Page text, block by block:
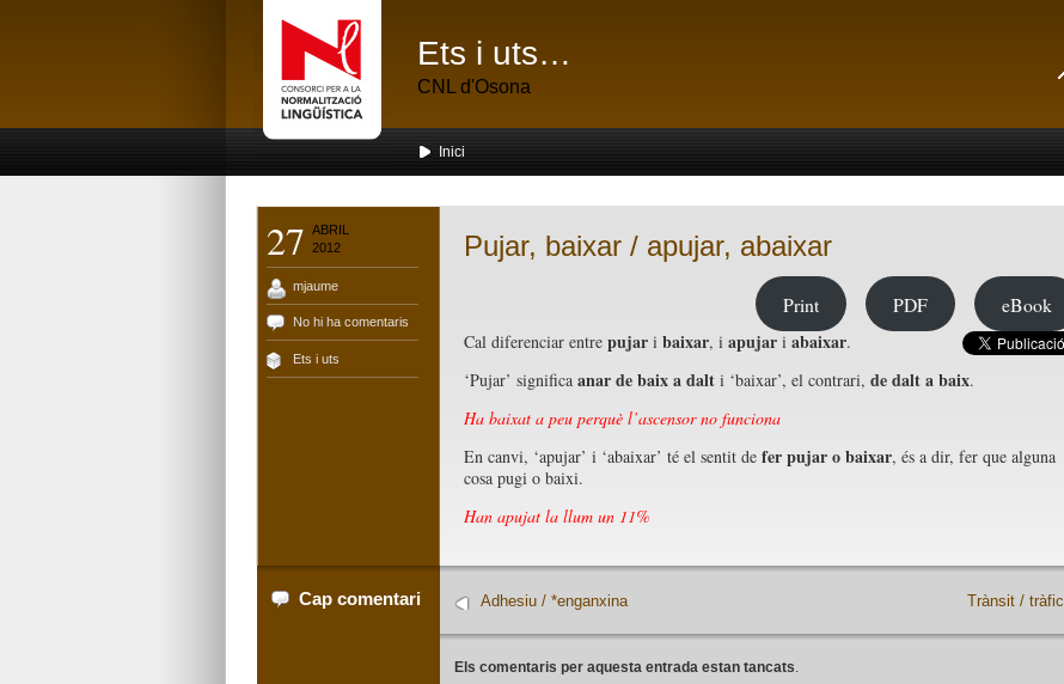
Ets i uts…
CNL d'Osona
Inici
27 ABRIL
2012
mjaume
No hi ha comentaris
Ets i uts
Pujar, baixar / apujar, abaixar
Print PDF eBook
Cal diferenciar entre pujari baixar, i apujari abaixar.
‘Pujar’ significa anar de baix a dalti ‘baixar’, el contrari, de dalt a baix.
Ha baixat a peu perquè l’ascensor no funciona
En canvi, ‘apujar’ i ‘abaixar’ té el sentit de fer pujar o baixar, és a dir, fer que alguna
cosa pugi o baixi.
Han apujat la llum un 11%
Cap comentari Trànsit / tràfic
Adhesiu / *enganxina
Els comentaris per aquesta entrada estan tancats.